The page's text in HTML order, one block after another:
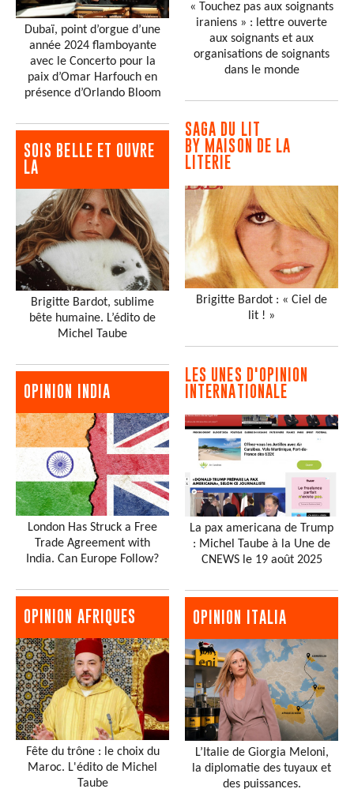
Dubaï, point d’orgue d’une
année 2024 flamboyante
avec le Concerto pour la
paix d’Omar Harfouch en
présence d’Orlando Bloom
SOIS BELLE ET OUVRE
LA
Brigitte Bardot, sublime
bête humaine. L’édito de
Michel Taube
OPINION INDIA
London Has Struck a Free
Trade Agreement with
India. Can Europe Follow?
OPINION AFRIQUES
Fête du trône : le choix du
Maroc. L'édito de Michel
Taube
« Touchez pas aux soignants
iraniens » : lettre ouverte
aux soignants et aux
organisations de soignants
dans le monde
SAGA DU LIT
BY MAISON DE LA
LITERIE
Brigitte Bardot : « Ciel de
lit ! »
LES UNES D'OPINION
INTERNATIONALE
La pax americana de Trump
: Michel Taube à la Une de
CNEWS le 19 août 2025
OPINION ITALIA
L’Italie de Giorgia Meloni,
la diplomatie des tuyaux et
des puissances.